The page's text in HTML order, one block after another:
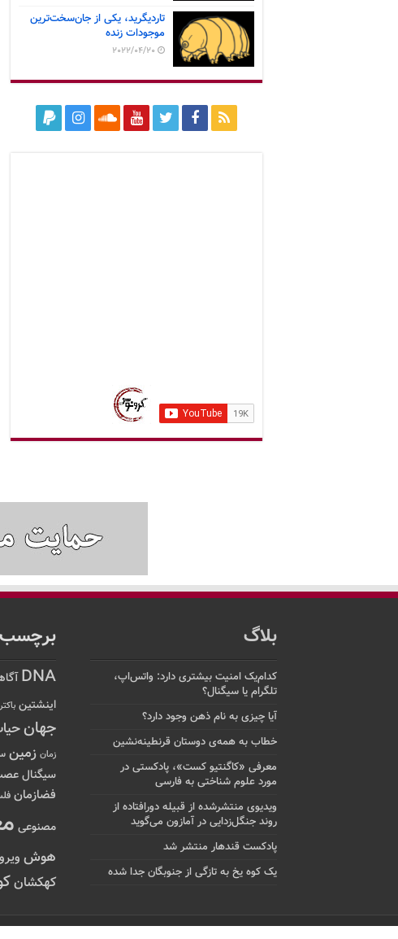
تاردیگرید، یکی از جان‌سخت‌ترین
موجودات زنده
2022/04/20
بلاگ
کدام‌یک امنیت بیشتری دارد: واتس‌اپ،
تلگرام یا سیگنال؟
آیا چیزی به نام ذهن وجود دارد؟
خطاب به همه‌ی دوستان قرنطینه‌نشین
معرفی «کاگنتیو کست»، پادکستی در
مورد علوم شناختی به فارسی
ویدیوی منتشرشده از قبیله دورافتاده‌ از
روند جنگل‌زدایی در آمازون می‌گوید
پادکست قندهار منتشر شد
یک کوه یخ به تازگی از جنوبگان جدا شده
DNA
اینشتین
جهان
زمان زمین
سیگنال
فضازمان
مصنوعی
هوش
کهکشان